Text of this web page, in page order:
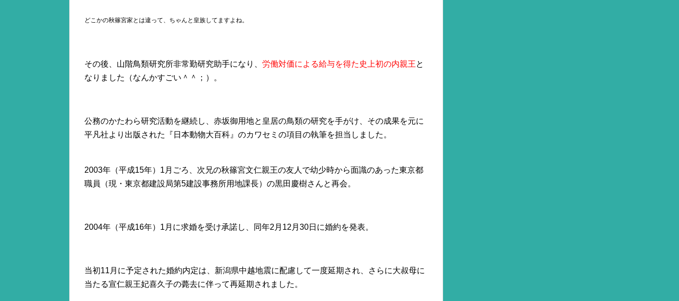
どこかの秋篠宮家とは違って、ちゃんと皇族してますよね。
その後、山階鳥類研究所非常勤研究助手になり、 労働対価による給与を得た史上初の内親王と
なりました（なんかすごい＾＾；）。
公務のかたわら研究活動を継続し、赤坂御用地と皇居の鳥類の研究を手がけ、その成果を元に
平凡社より出版された『日本動物大百科』のカワセミの項目の執筆を担当しました。
2003年（平成15年）1月ごろ、次兄の秋篠宮文仁親王の友人で幼少時から面識のあった東京都
職員（現・東京都建設局第5建設事務所用地課長）の黒田慶樹さんと再会。
2004年（平成16年）1月に求婚を受け承諾し、同年2月12月30日に婚約を発表。
当初11月に予定された婚約内定は、新潟県中越地震に配慮して一度延期され、さらに大叔母に
当たる宣仁親王妃喜久子の薨去に伴って再延期されました。